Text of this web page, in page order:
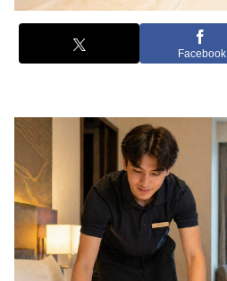
Facebook